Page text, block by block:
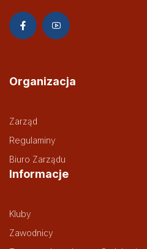
Organizacja
Zarząd
Regulaminy
Biuro Zarządu
Informacje
Kluby
Zawodnicy